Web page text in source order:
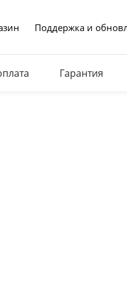
Поддержка и
Гарантия